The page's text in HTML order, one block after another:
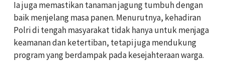
Ia juga memastikan tanaman jagung tumbuh dengan
baik menjelang masa panen. Menurutnya, kehadiran
Polri di tengah masyarakat tidak hanya untuk menjaga
keamanan dan ketertiban, tetapi juga mendukung
program yang berdampak pada kesejahteraan warga.